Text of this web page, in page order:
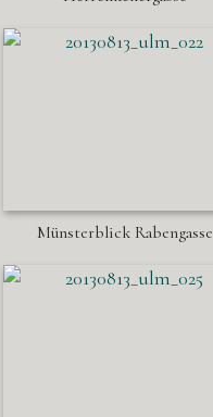
Münsterblick Rabengasse